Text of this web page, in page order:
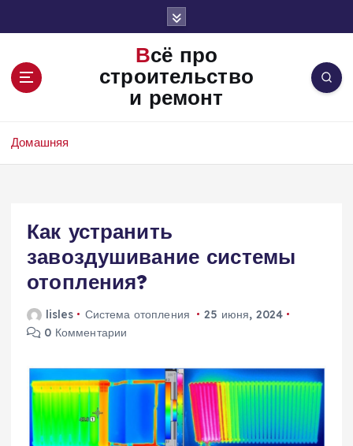
Всё про
строительство
и ремонт
Домашняя
Как устранить
завоздушивание системы
отопления?
lisles Система отопления
25 июня, 2024
0 Комментарии